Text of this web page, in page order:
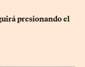
presionando el